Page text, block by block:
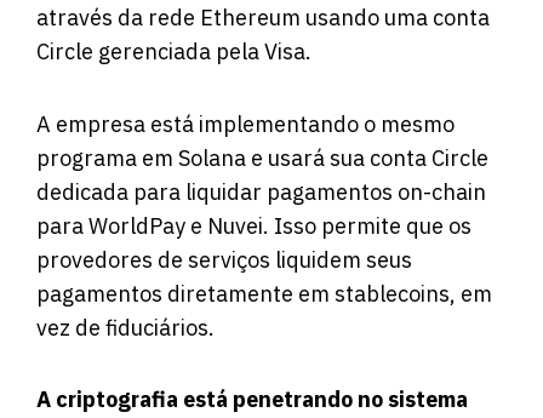
através da rede Ethereum usando uma conta
Circle gerenciada pela Visa.
A empresa está implementando o mesmo
programa em Solana e usará sua conta Circle
dedicada para liquidar pagamentos on-chain
para WorldPay e Nuvei. Isso permite que os
provedores de serviços liquidem seus
pagamentos diretamente em stablecoins, em
vez de fiduciários.
A criptografia está penetrando no sistema